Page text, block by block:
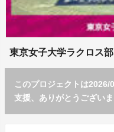
東京女子大学ラクロス部
このプロジェクトは
支援、ありがとうございま